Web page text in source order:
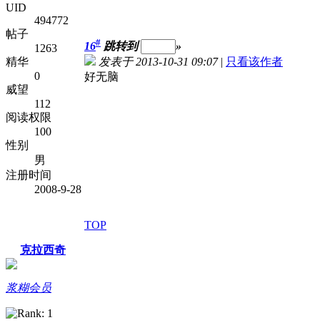
UID
494772
帖子
1263
精华
0
威望
112
阅读权限
100
性别
男
注册时间
2008-9-28
16# 跳转到
»
发表于 2013-10-31 09:07| 只看该作者
好无脑
TOP
克拉西奇
浆糊会员